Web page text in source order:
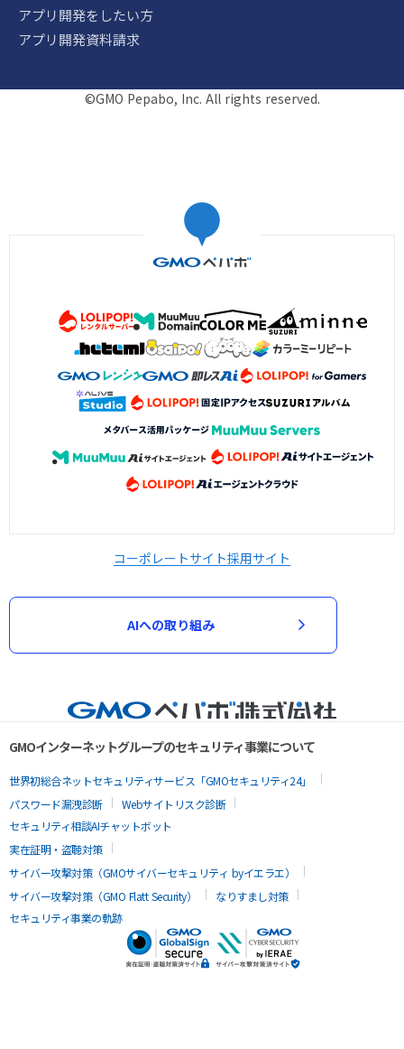
AIで最適なアプリを探す
アプリ開発をしたい方
アプリ開発資料請求
©GMO Pepabo, Inc. All rights reserved.
コーポレートサイト採用サイト
AIへの取り組み
GMOインターネットグループのセキュリティ事業について
世界初総合ネットセキュリティサービス「GMOセキュリティ24」
パスワード漏洩診断
Webサイトリスク診断
セキュリティ相談AIチャットボット
実在証明・盗聴対策
サイバー攻撃対策（GMOサイバーセキュリティ byイエラエ）
サイバー攻撃対策（GMO Flatt Security）
なりすまし対策
セキュリティ事業の軌跡